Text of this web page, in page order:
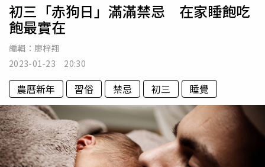
初三「赤狗日」滿滿禁忌 在家睡飽吃
飽最實在
編輯： 廖梓翔
2023-01-23 20:30
農曆新年 習俗 禁忌 初三 睡覺